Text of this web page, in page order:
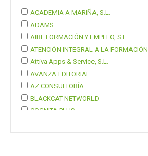
ACADEMIA A MARIÑA, S.L.
ADAMS
AIBE FORMACIÓN Y EMPLEO, S.L.
ATENCIÓN INTEGRAL A LA FORMACIÓN
Attiva Apps & Service, S.L.
AVANZA EDITORIAL
AZ CONSULTORÍA
BLACKCAT NETWORLD
COGNITA PLUS
Mostrar 37 más